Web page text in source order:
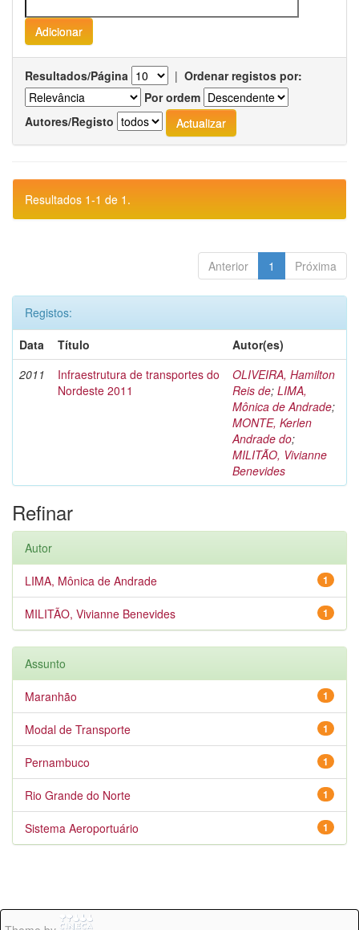
Resultados/Página | Ordenar registos por:
Por ordem
Autores/Registo
Resultados 1-1 de 1.
Anterior 1 Próxima
Registos:
Data
Título
Autor(es)
2011
Infraestrutura de transportes do
Nordeste 2011
OLIVEIRA, Hamilton
Reis de; LIMA,
Mônica de Andrade;
MONTE, Kerlen
Andrade do;
MILITÃO, Vivianne
Benevides
Refinar
Autor
1
LIMA, Mônica de Andrade
1
MILITÃO, Vivianne Benevides
Assunto
1
Maranhão
1
Modal de Transporte
1
Pernambuco
1
Rio Grande do Norte
1
Sistema Aeroportuário